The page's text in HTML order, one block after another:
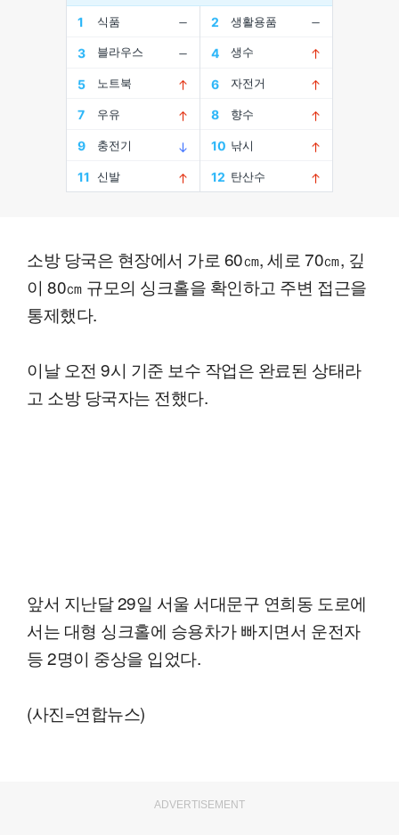
소방 당국은 현장에서 가로 60㎝, 세로 70㎝, 깊
이 80㎝ 규모의 싱크홀을 확인하고 주변 접근을
통제했다.
이날 오전 9시 기준 보수 작업은 완료된 상태라
고 소방 당국자는 전했다.
앞서 지난달 29일 서울 서대문구 연희동 도로에
서는 대형 싱크홀에 승용차가 빠지면서 운전자
등 2명이 중상을 입었다.
(사진=연합뉴스)
ADVERTISEMENT